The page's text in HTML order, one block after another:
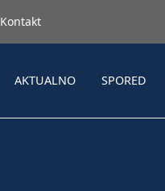
Kontakt
AKTUALNO SPORED